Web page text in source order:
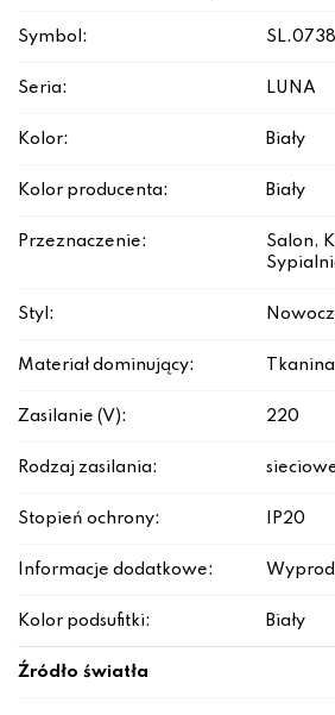
Symbol: SL.0738
Seria: LUNA
Kolor: Biały
Kolor producenta: Biały
Przeznaczenie:
Salon,
Styl:
Materiał dominujący:
Zasilanie (V): 220
Rodzaj zasilania:
Stopień ochrony: IP20
Informacje dodatkowe:
Kolor podsufitki: Biały
Źródło światła